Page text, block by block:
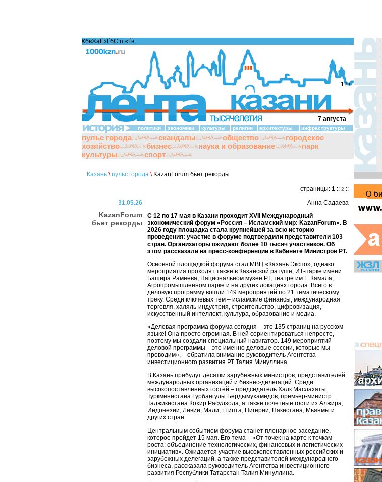
12+
€бв®аЁзҐбЄ п «Ґ­в
7 августа
политики экономики культуры религии архитектуры инфраструктуры
пульс города скандалы общество
городское
хозяйство
бизнес наука и образование
парк
культуры
спорт
Казань \ пульс города \KazanForum бьет рекорды
страницы: 1 :: 2 ::
31.05.26
KazanForum
бьет рекорды
Анна Садаева
С 12 по 17 мая в Казани проходит XVII Международный
экономический форум «Россия – Исламский мир: KazanForum». В
2026 году площадка стала крупнейшей за всю историю
проведения: участие в форуме подтвердили представители 103
стран. Организаторы ожидают более 10 тысяч участников. Об
этом рассказали на пресс-конференции в Кабинете Министров РТ.
Основной площадкой форума стал МВЦ «Казань Экспо», однако
мероприятия проходят также в Казанской ратуше, ИТ-парке имени
Башира Рамеева, Национальном музее РТ, театре им.Г. Камала,
Агропромышленном парке и на других локациях города. Всего в
деловую программу вошли 149 мероприятий по 21 тематическому
треку. Среди ключевых тем – исламские финансы, международная
торговля, халяль-индустрия, строительство, цифровизация,
искусственный интеллект, культура, образование и медиа.
«Деловая программа форума сегодня – это 135 страниц на русском
языке! Она просто огромная. В ней сориентироваться непросто,
поэтому мы создали специальный навигатор. 149 мероприятий
деловой программы – это именно деловые сессии, которые мы
проводим», – обратила внимание руководитель Агентства
инвестиционного развития РТ Талия Минуллина.
В Казань прибудут десятки зарубежных министров, представителей
международных организаций и бизнес-делегаций. Среди
высокопоставленных гостей – председатель Халк Маслахаты
Туркменистана Гурбангулы Бердымухамедов, премьер-министр
Таджикистана Кохир Расулзода, а также почетные гости из Алжира,
Индонезии, Ливии, Мали, Египта, Нигерии, Пакистана, Мьянмы и
других стран.
Центральным событием форума станет пленарное заседание,
которое пройдет 15 мая. Его тема – «От точек на карте к точкам
роста: объединение технологических, финансовых и логистических
инициатив». Ожидается участие высокопоставленных российских и
зарубежных делегаций, а также представителей международного
бизнеса, рассказала руководитель Агентства инвестиционного
развития Республики Татарстан Талия Минуллина.